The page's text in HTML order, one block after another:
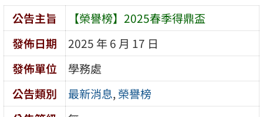
公告主旨
【榮譽榜】2025春季得鼎盃
發佈日期
2025 年 6 月 17 日
發佈單位
學務處
公告類別
最新消息,榮譽榜